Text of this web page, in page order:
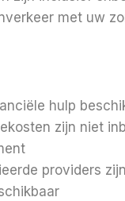
met uw
hulp
zijn niet
providers